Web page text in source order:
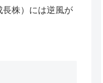
株）には逆風が